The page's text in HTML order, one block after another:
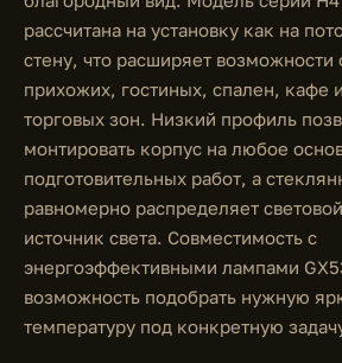
рассчитана на установку как на
стену, что расширяет
прихожих, гостиных, спален, кафе
торговых зон. Низкий профиль
монтировать корпус на любое
подготовительных работ, а
равномерно распределяет
источник света. Совместимость с
энергоэффективными лампами
возможность подобрать нужную
температуру под конкретную